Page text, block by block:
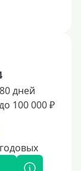
дней
100 000 ₽